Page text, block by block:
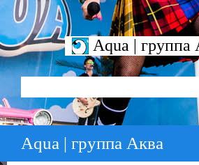
Aqua | группа
Aqua | группа Аква